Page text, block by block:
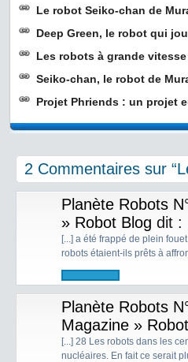
Le robot Seiko-chan de
Deep Green, le robot qui
Les robots à grande
Seiko-chan, le robot de
Projet Phriends : un projet
2 Commentaires sur
Planète Robots
» Robot Blog dit :
[...] a été frappé de plein
robots étaient-ils prêts à
Planète Robots
Magazine »
[...] 28 Les robots dans les
nucléaires. En fait ce serait